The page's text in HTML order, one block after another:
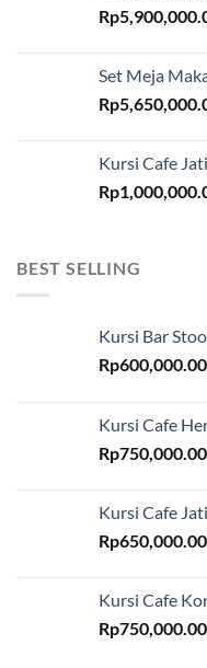
Rp
Set Meja
Rp
Kursi Cafe
Rp
BEST SELLING
Kursi Bar
Rp600,000.00
Kursi Cafe
Rp750,000.00
Kursi Cafe
Rp650,000.00
Kursi Cafe
Rp750,000.00